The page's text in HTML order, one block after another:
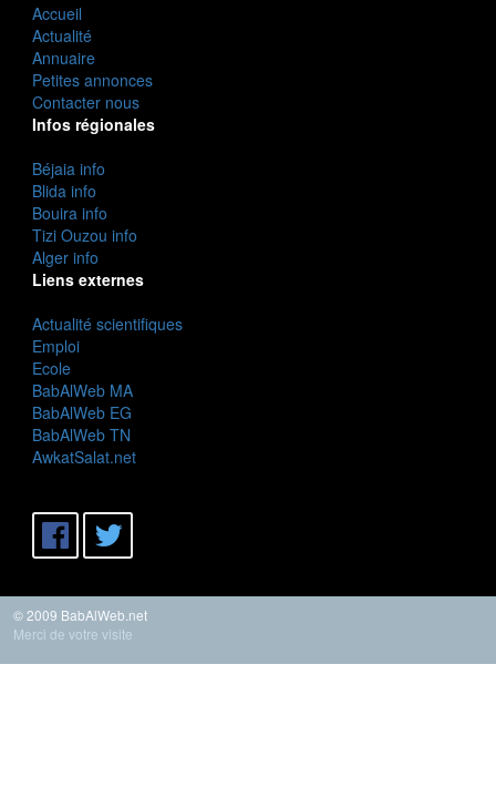
Accueil
Actualité
Annuaire
Petites annonces
Contacter nous
Infos régionales
Béjaia info
Blida info
Bouira info
Tizi Ouzou info
Alger info
Liens externes
Actualité scientifiques
Emploi
Ecole
BabAlWeb MA
BabAlWeb EG
BabAlWeb TN
AwkatSalat.net
© 2009 BabAlWeb.net
Merci de votre visite